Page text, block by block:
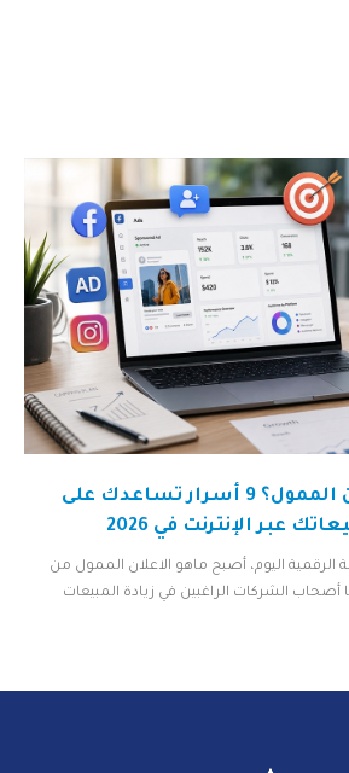
ماهو الاعلان الممول؟ 9 أسرار تساعدك على
عبر الإنترنت في 2026
الرقمية اليوم، أصبح ماهو الاعلان الممول من
أصحاب الشركات الراغبين في زيادة المبيعات